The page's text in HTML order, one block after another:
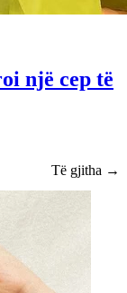
një cep të
Të gjitha →